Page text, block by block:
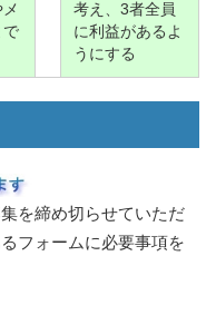
で
考え、3者全員
に利益があるよ
うにする
を締め切らせていただ
フォームに必要事項を